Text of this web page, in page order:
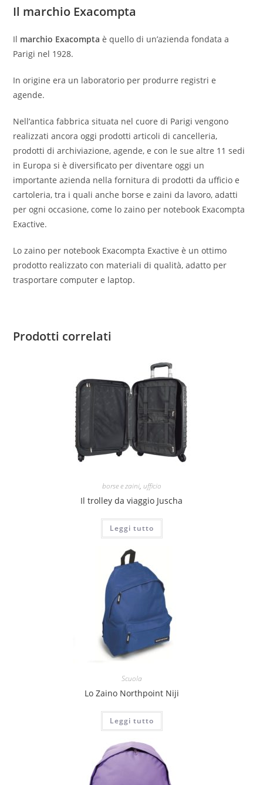
Il marchio Exacompta
Il marchio Exacompta è quello di un’azienda fondata a
Parigi nel 1928.
In origine era un laboratorio per produrre registri e
agende.
Nell’antica fabbrica situata nel cuore di Parigi vengono
realizzati ancora oggi prodotti articoli di cancelleria,
prodotti di archiviazione, agende, e con le sue altre 11 sedi
in Europa si è diversificato per diventare oggi un
importante azienda nella fornitura di prodotti da ufficio e
cartoleria, tra i quali anche borse e zaini da lavoro, adatti
per ogni occasione, come lo zaino per notebook Exacompta
Exactive.
Lo zaino per notebook Exacompta Exactive è un ottimo
prodotto realizzato con materiali di qualità, adatto per
trasportare computer e laptop.
Prodotti correlati
borse e zaini, ufficio
Il trolley da viaggio Juscha
Leggi tutto
Scuola
Lo Zaino Northpoint Niji
Leggi tutto